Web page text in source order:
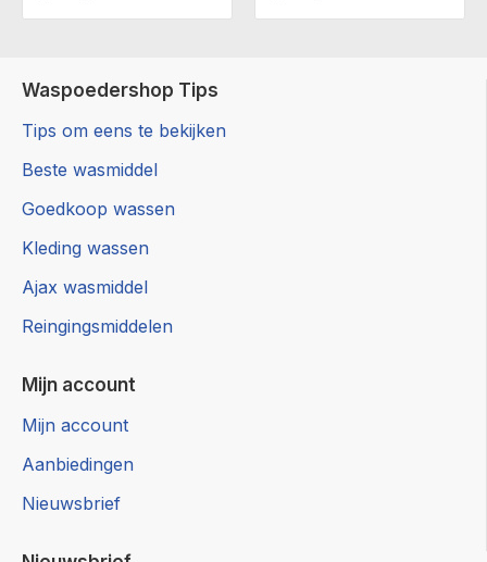
Waspoedershop Tips
Tips om eens te bekijken
Beste wasmiddel
Goedkoop wassen
Kleding wassen
Ajax wasmiddel
Reingingsmiddelen
Mijn account
Mijn account
Aanbiedingen
Nieuwsbrief